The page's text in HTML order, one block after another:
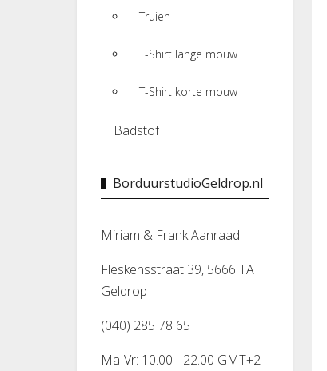
Truien
T-Shirt lange mouw
T-Shirt korte mouw
Badstof
BorduurstudioGeldrop.nl
Miriam & Frank Aanraad
Fleskensstraat 39, 5666 TA
Geldrop
(040) 285 78 65
Ma-Vr: 10.00 - 22.00 GMT+2